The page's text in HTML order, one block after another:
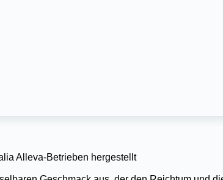
Alleva-Betrieben hergestellt